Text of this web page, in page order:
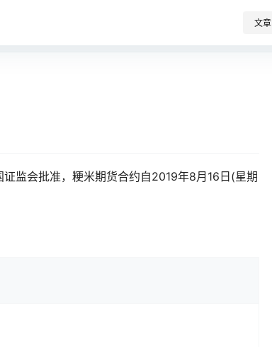
文章
监会批准，粳米期货合约自2019年8月16日(星期